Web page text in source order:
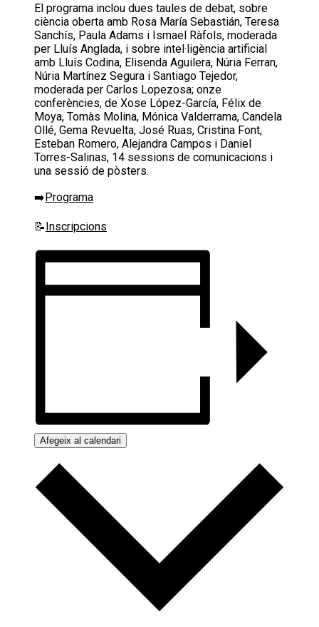
El programa inclou dues taules de debat, sobre
ciència oberta amb Rosa María Sebastián, Teresa
Sanchís, Paula Adams i Ismael Ràfols, moderada
per Lluís Anglada, i sobre intel·ligència artificial
amb Lluís Codina, Elisenda Aguilera, Núria Ferran,
Núria Martínez Segura i Santiago Tejedor,
moderada per Carlos Lopezosa; onze
conferències, de Xose López-García, Félix de
Moya, Tomàs Molina, Mónica Valderrama, Candela
Ollé, Gema Revuelta, José Ruas, Cristina Font,
Esteban Romero, Alejandra Campos i Daniel
Torres-Salinas, 14 sessions de comunicacions i
una sessió de pòsters.
➡️Programa
📝Inscripcions
Afegeix al calendari